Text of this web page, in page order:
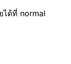
ด้ที่ normal